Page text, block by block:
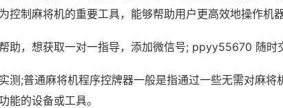
控制麻将机的重要工具，能够帮助用户更高效地操作机器
助，想获取一对一指导，添加微信号; ppyy55670 随时
测;普通麻将机程序控牌器一般是指通过一些无需对麻将
能的设备或工具。